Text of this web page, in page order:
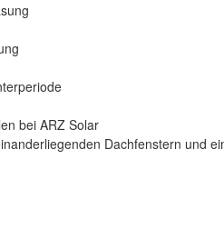
bei ARZ Solar
Dachfenstern und